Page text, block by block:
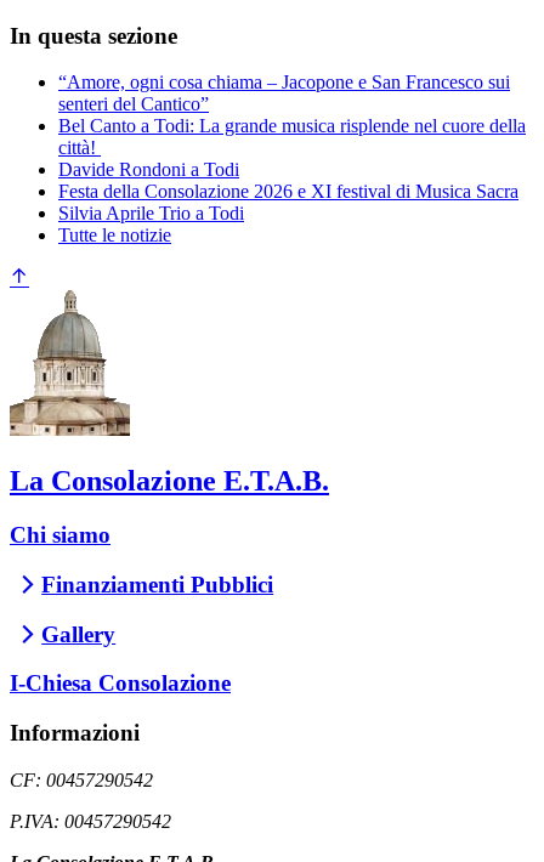
In questa sezione
“Amore, ogni cosa chiama – Jacopone e San Francesco sui
senteri del Cantico”
Bel Canto a Todi: La grande musica risplende nel cuore della
città!
Davide Rondoni a Todi
Festa della Consolazione 2026 e XI festival di Musica Sacra
Silvia Aprile Trio a Todi
Tutte le notizie
La Consolazione E.T.A.B.
Chi siamo
Finanziamenti Pubblici
Gallery
I-Chiesa Consolazione
Informazioni
CF: 00457290542
P.IVA: 00457290542